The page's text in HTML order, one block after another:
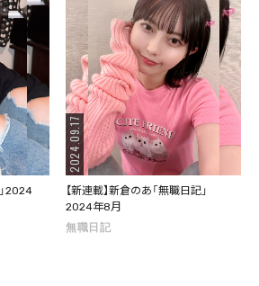
2024
2024.09.17
【新連載】新倉のあ「無職日記」
2024年8月
無職日記